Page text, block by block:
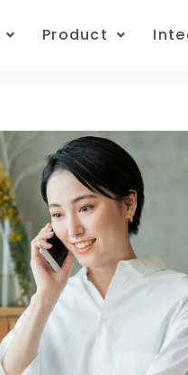
Product